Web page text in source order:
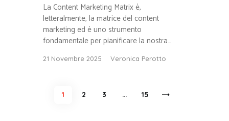
La Content Marketing Matrix è,
letteralmente, la matrice del content
marketing ed è uno strumento
fondamentale per pianificare la nostra…
21 Novembre 2025 Veronica Perotto
Paginazione
PAGE
1 PAGE
2 PAGE
3 … PAGE
15